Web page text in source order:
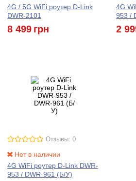
4G / 5G WiFi роутер D-Link
DWR-2101
8 499 грн
4G
953 /
2
Отзывы: 0
Нет в наличии
4G WiFi роутер D-Link DWR-
953 / DWR-961 (Б/У)